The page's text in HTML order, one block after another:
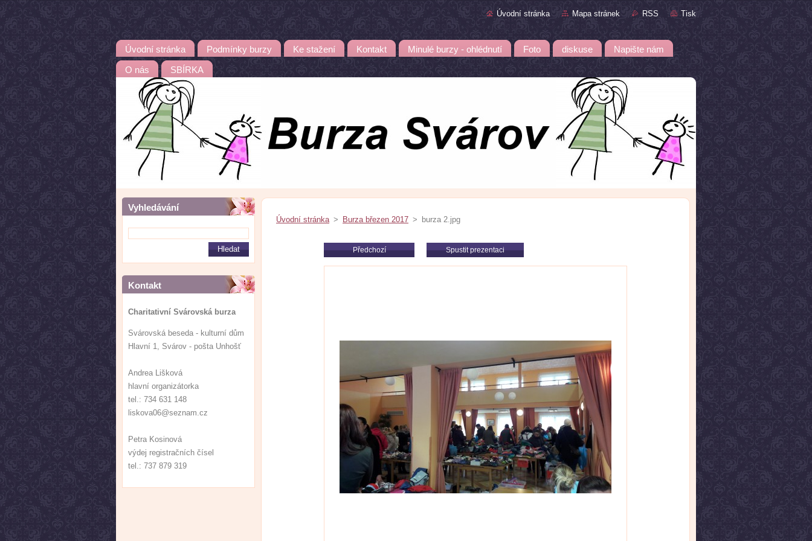
Úvodní stránka Mapa stránek RSS Tisk
Úvodní stránka Podmínky burzy Ke stažení Kontakt Minulé burzy - ohlédnutí Foto diskuse Napište nám
O nás SBÍRKA
Vyhledávání
Kontakt
Charitativní Svárovská burza
Svárovská beseda - kulturní dům
Hlavní 1, Svárov - pošta Unhošť
Andrea Lišková
hlavní organizátorka
tel.: 734 631 148
liskova06@seznam.cz
Petra Kosinová
výdej registračních čísel
tel.: 737 879 319
Úvodní stránka > Burza březen 2017 > burza 2.jpg
Předchozí Spustit prezentaci